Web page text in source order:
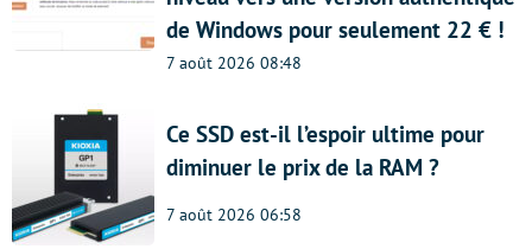
de Windows pour seulement 22 € !
7 août 2026 08:48
Ce SSD est-il l’espoir ultime pour
diminuer le prix de la RAM ?
7 août 2026 06:58